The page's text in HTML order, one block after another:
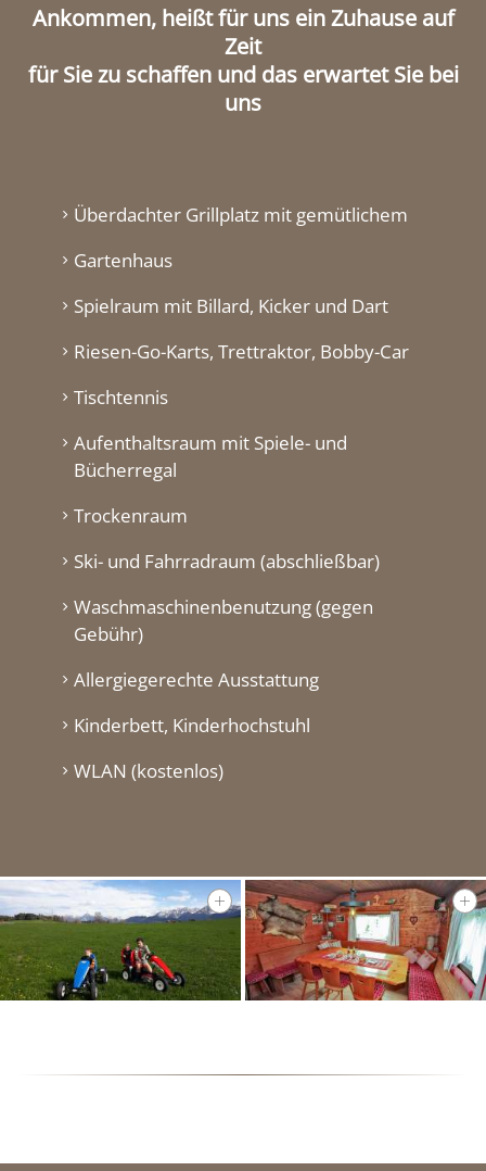
Ankommen, heißt für uns ein Zuhause auf
Zeit
für Sie zu schaffen und das erwartet Sie bei
uns
Überdachter Grillplatz mit gemütlichem
Gartenhaus
Spielraum mit Billard, Kicker und Dart
Riesen-Go-Karts, Trettraktor, Bobby-Car
Tischtennis
Aufenthaltsraum mit Spiele- und
Bücherregal
Trockenraum
Ski- und Fahrradraum (abschließbar)
Waschmaschinenbenutzung (gegen
Gebühr)
Allergiegerechte Ausstattung
Kinderbett, Kinderhochstuhl
WLAN (kostenlos)